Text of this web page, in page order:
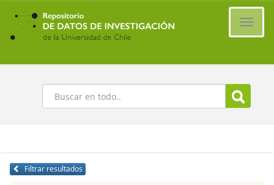
Ir
contenido
principal
Buscar
Filtrar resultados